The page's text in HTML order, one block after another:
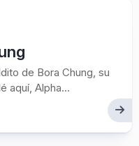
de Bora Chung, su
aquí, Alpha...